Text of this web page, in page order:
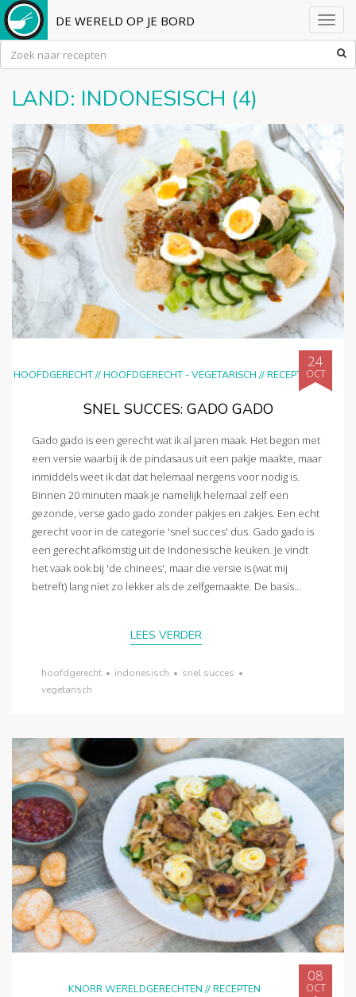
DE WERELD OP JE BORD
LAND: INDONESISCH (4)
HOOFDGERECHT//HOOFDGERECHT - VEGETARISCH //RECEPTEN
24
OCT
SNEL SUCCES: GADO GADO
Gado gado is een gerecht wat ik al jaren maak. Het begon met
een versie waarbij ik de pindasaus uit een pakje maakte, maar
inmiddels weet ik dat dat helemaal nergens voor nodig is.
Binnen 20 minuten maak je namelijk helemaal zelf een
gezonde, verse gado gado zonder pakjes en zakjes. Een echt
gerecht voor in de categorie 'snel succes' dus. Gado gado is
een gerecht afkomstig uit de Indonesische keuken. Je vindt
het vaak ook bij 'de chinees', maar die versie is (wat mij
betreft) lang niet zo lekker als de zelfgemaakte. De basis...
LEES VERDER
hoofdgerecht • indonesisch • snel succes •
vegetarisch
KNORR WERELDGERECHTEN //RECEPTEN
08
OCT